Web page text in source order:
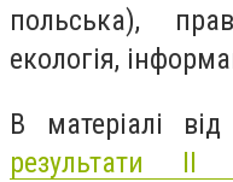
польська),
екологія,
В матеріалі
результати II